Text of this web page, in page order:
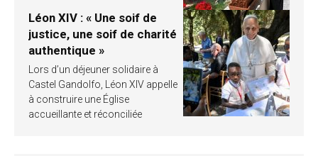
Léon XIV : « Une soif de
justice, une soif de charité
authentique »
Lors d’un déjeuner solidaire à
Castel Gandolfo, Léon XIV appelle
à construire une Église
accueillante et réconciliée